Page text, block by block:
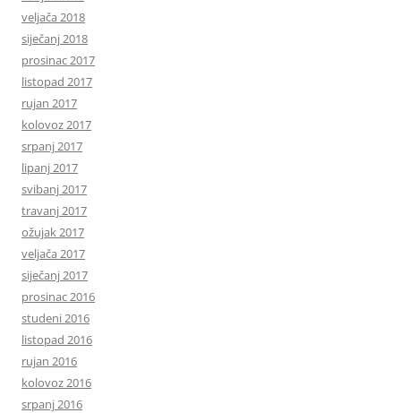
veljača 2018
siječanj 2018
prosinac 2017
listopad 2017
rujan 2017
kolovoz 2017
srpanj 2017
lipanj 2017
svibanj 2017
travanj 2017
ožujak 2017
veljača 2017
siječanj 2017
prosinac 2016
studeni 2016
listopad 2016
rujan 2016
kolovoz 2016
srpanj 2016